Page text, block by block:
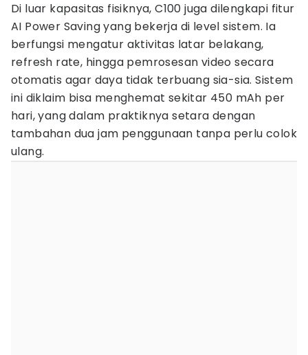
Di luar kapasitas fisiknya, C100 juga dilengkapi fitur
AI Power Saving yang bekerja di level sistem. Ia
berfungsi mengatur aktivitas latar belakang,
refresh rate, hingga pemrosesan video secara
otomatis agar daya tidak terbuang sia-sia. Sistem
ini diklaim bisa menghemat sekitar 450 mAh per
hari, yang dalam praktiknya setara dengan
tambahan dua jam penggunaan tanpa perlu colok
ulang.